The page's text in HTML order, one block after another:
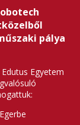
pálya
Egyetem